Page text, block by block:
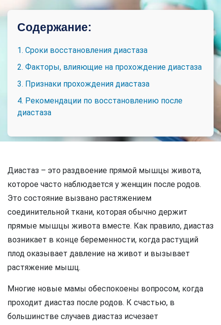
Содержание:
1. Сроки восстановления диастаза
2. Факторы, влияющие на прохождение диастаза
3. Признаки прохождения диастаза
4. Рекомендации по восстановлению после
диастаза
Диастаз – это раздвоение прямой мышцы живота,
которое часто наблюдается у женщин после родов.
Это состояние вызвано растяжением
соединительной ткани, которая обычно держит
прямые мышцы живота вместе. Как правило, диастаз
возникает в конце беременности, когда растущий
плод оказывает давление на живот и вызывает
растяжение мышц.
Многие новые мамы обеспокоены вопросом, когда
проходит диастаз после родов. К счастью, в
большинстве случаев диастаз исчезает